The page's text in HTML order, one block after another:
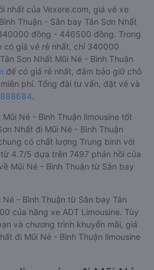
nhất của Vexere.com, giá vé xe
Thuận - Sân bay Tân Sơn Nhất
đồng - 446500 đồng. Trong
có giá vé rẻ nhất, chỉ 340000
Sơn Nhất Mũi Né - Bình Thuận
để có giá rẻ nhất, đảm bảo giữ chỗ
phí. Tổng đài tư vấn, đặt vé và
.
Né - Bình Thuận limousine tốt
Nhất đi Mũi Né - Bình Thuận
có chất lượng Trung bình với
4.7/5 dựa trên 7497 phản hồi của
Mũi Né - Bình Thuận từ Sân bay
- Bình Thuận từ Sân bay Tân
của hãng xe ADT Limousine. Tùy
và chương trình khuyến mãi, giá
đi Mũi Né - Bình Thuận limousine